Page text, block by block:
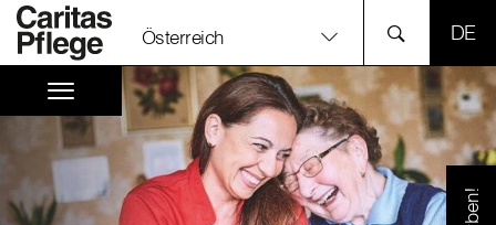
Österreich